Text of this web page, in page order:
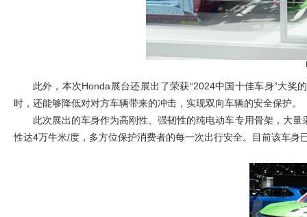
此外，本次Honda展台还展出了荣获“2024中国十佳车身”大奖
时，还能够降低对对方车辆带来的冲击，实现双向车辆的安全保护。
此次展出的车身作为高刚性、强韧性的纯电动车专用骨架，大
性达4万牛米/度，多方位保护消费者的每一次出行安全。目前该车